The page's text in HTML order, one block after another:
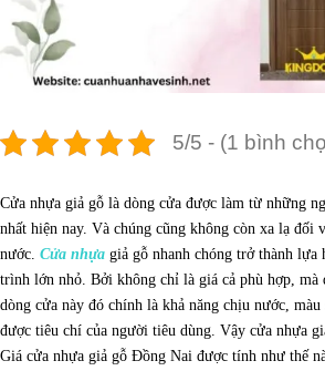
5/5 - (1 bình
Cửa nhựa giả gỗ là dòng cửa được làm từ những
nhất hiện nay. Và chúng cũng không còn xa lạ đối
nước. Cửa nhựa giả gỗ nhanh chóng trở thành lựa
trình lớn nhỏ. Bởi không chỉ là giá cả phù hợp, mà
dòng cửa này đó chính là khả năng chịu nước,
được tiêu chí của người tiêu dùng. Vậy cửa nhựa
Giá cửa nhựa giả gỗ Đồng Nai được tính như thế